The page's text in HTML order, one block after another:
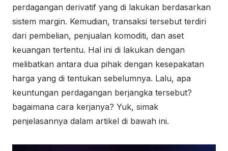
perdagangan derivatif yang di lakukan berdasarkan
sistem margin. Kemudian, transaksi tersebut terdiri
dari pembelian, penjualan komoditi, dan aset
keuangan tertentu. Hal ini di lakukan dengan
melibatkan antara dua pihak dengan kesepakatan
harga yang di tentukan sebelumnya. Lalu, apa
keuntungan perdagangan berjangka tersebut?
bagaimana cara kerjanya? Yuk, simak
penjelasannya dalam artikel di bawah ini.